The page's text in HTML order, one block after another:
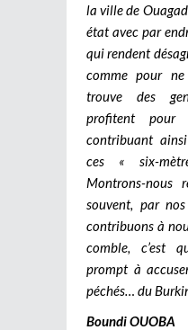
la ville de
état avec par
qui rendent
comme pour
trouve des
profitent pour
contribuant
ces « six-
Montrons-nous
souvent, par
contribuons à
comble, c’est
prompt à
péchés… du
Boundi OUOBA